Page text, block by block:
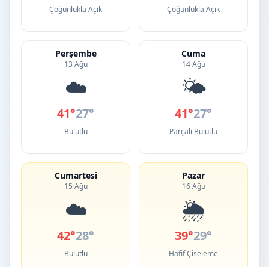
Çoğunlukla Açık Çoğunlukla Açık
Perşembe
13 Ağu
☁️
41°27°
Bulutlu
Cuma
14 Ağu
🌤️
41°27°
Parçalı Bulutlu
Cumartesi
15 Ağu
☁️
42°28°
Bulutlu
Pazar
16 Ağu
🌦️
39°29°
Hafif Çiseleme